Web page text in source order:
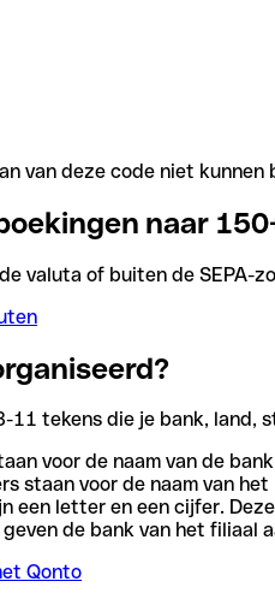
van deze code niet
naar
valuta of buiten de SEPA-
11 tekens die je bank,
voor de naam van de
staan voor de naam van
een letter en een cijfer.
de bank van het filiaal
Qonto